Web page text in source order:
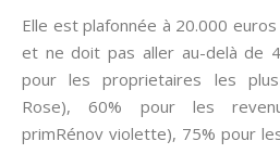
Elle est plafonnée à 20.000
et ne doit pas aller au-delà de
pour les proprietaires les plus
Rose), 60% pour les
primRénov violette), 75% pour